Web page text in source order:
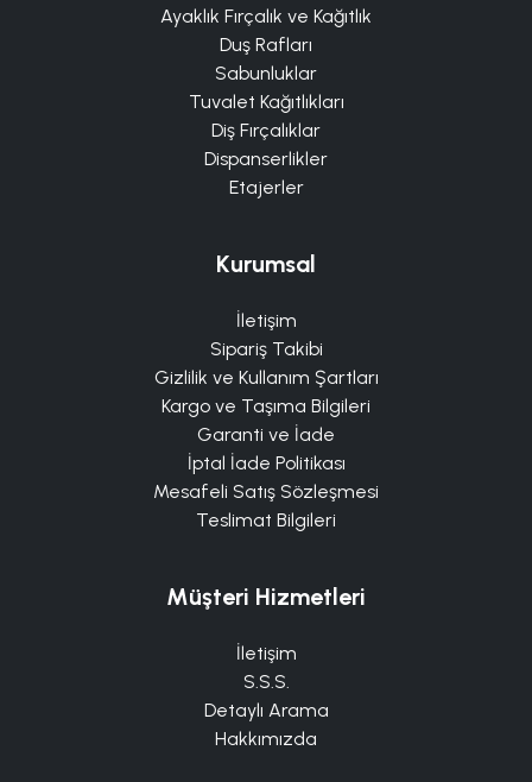
Ayaklık Fırçalık ve Kağıtlık
Duş Rafları
Sabunluklar
Tuvalet Kağıtlıkları
Diş Fırçalıklar
Dispanserlikler
Etajerler
Kurumsal
İletişim
Sipariş Takibi
Gizlilik ve Kullanım Şartları
Kargo ve Taşıma Bilgileri
Garanti ve İade
İptal İade Politikası
Mesafeli Satış Sözleşmesi
Teslimat Bilgileri
Müşteri Hizmetleri
İletişim
S.S.S.
Detaylı Arama
Hakkımızda